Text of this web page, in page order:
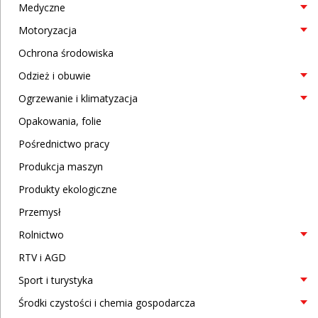
Medyczne
Motoryzacja
Ochrona środowiska
Odzież i obuwie
Ogrzewanie i klimatyzacja
Opakowania, folie
Pośrednictwo pracy
Produkcja maszyn
Produkty ekologiczne
Przemysł
Rolnictwo
RTV i AGD
Sport i turystyka
Środki czystości i chemia gospodarcza